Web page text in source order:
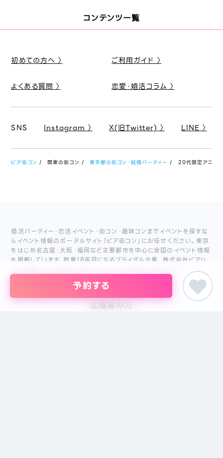
予約する
コンテンツ一覧
初めての方へ 〉 ご利用ガイド 〉
よくある質問 〉 恋愛・婚活コラム 〉
SNS Instagram 〉 X(旧Twitter) 〉 LINE 〉
ピア街コン 関東の街コン 東京都の街コン・結婚パーティー 20代限定アニメ
婚活パーティー・恋活イベント・街コン・趣味コンまでイベントを探すな
らイベント情報のポータルサイト「ピア街コン」にお任せください。東京
をはじめ名古屋・大阪・福岡など主要都市を中心に全国のイベント情報
を掲載しています。創業18年目になるブライダル企業、株式会社ピアリ
主催者の方